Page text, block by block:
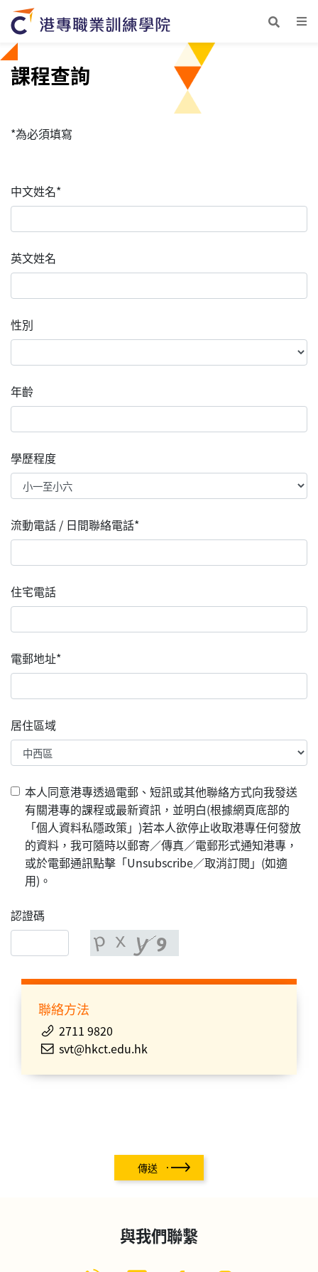
課程查詢
*為必須填寫
中文姓名*
英文姓名
性別
年齡
學歷程度
流動電話 / 日間聯絡電話*
住宅電話
電郵地址*
居住區域
本人同意港專透過電郵、短訊或其他聯絡方式向我發送
有關港專的課程或最新資訊，並明白(根據網頁底部的
「個人資料私隱政策」)若本人欲停止收取港專任何發放
的資料，我可隨時以郵寄／傳真／電郵形式通知港專，
或於電郵通訊點擊「Unsubscribe／取消訂閱」(如適
用)。
認證碼
聯絡方法
2711 9820
svt@hkct.edu.hk
傳送
與我們聯繫